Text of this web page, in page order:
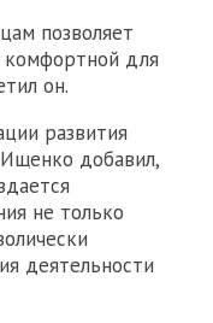
позволяет
для
он.
развития
добавил,
не только
деятельности